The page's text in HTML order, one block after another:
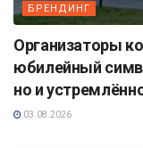
БРЕНДИНГ
Организаторы
юбилейный
но и
03.08.2026